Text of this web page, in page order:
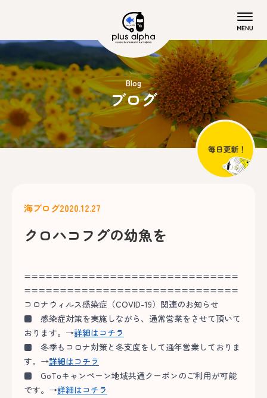
Blog
ブログ
海ブログ2020.12.27
クロハコフグの幼魚を
==============================
==============================
コロナウィルス感染症（COVID-19）関連のお知らせ
■ 感染症対策を実施しながら、通常営業をさせて頂いて
おります。→詳細はコチラ
■ 冬季もコロナ対策と冬支度をして通年営業しておりま
す。→詳細はコチラ
■ GoToキャンペーン地域共通クーポンのご利用が可能
です。→詳細はコチラ